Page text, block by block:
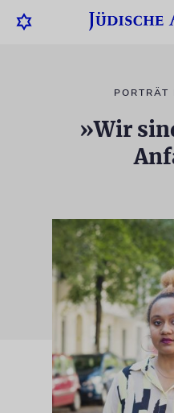
PORTRÄT
»Wir